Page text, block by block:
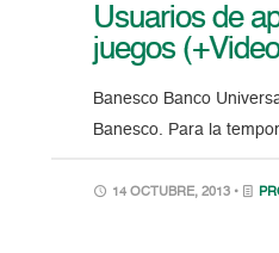
Usuarios de
juegos
Banesco Banco
Banesco. Para la
14 OCTUBRE, 2013 •